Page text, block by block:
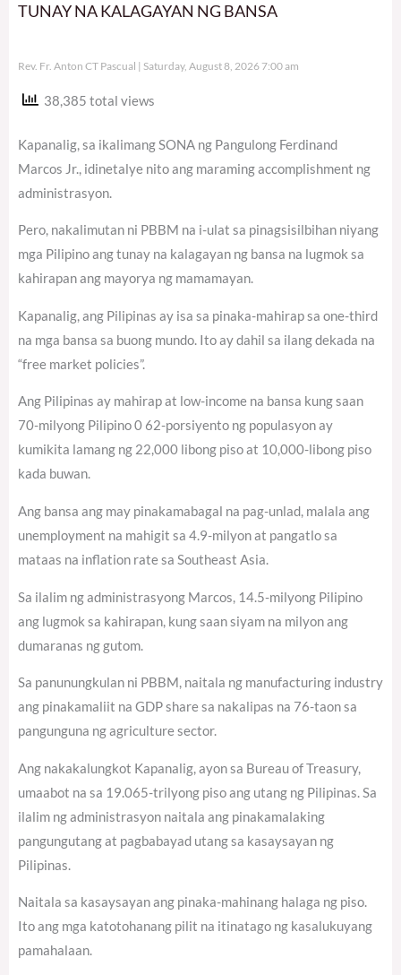
TUNAY NA KALAGAYAN NG BANSA
Rev. Fr. Anton CT Pascual Saturday, August 8, 2026 7:00 am
38,385 total views
Kapanalig, sa ikalimang SONA ng Pangulong Ferdinand
Marcos Jr., idinetalye nito ang maraming accomplishment ng
administrasyon.
Pero, nakalimutan ni PBBM na i-ulat sa pinagsisilbihan niyang
mga Pilipino ang tunay na kalagayan ng bansa na lugmok sa
kahirapan ang mayorya ng mamamayan.
Kapanalig, ang Pilipinas ay isa sa pinaka-mahirap sa one-third
na mga bansa sa buong mundo. Ito ay dahil sa ilang dekada na
“free market policies”.
Ang Pilipinas ay mahirap at low-income na bansa kung saan
70-milyong Pilipino 0 62-porsiyento ng populasyon ay
kumikita lamang ng 22,000 libong piso at 10,000-libong piso
kada buwan.
Ang bansa ang may pinakamabagal na pag-unlad, malala ang
unemployment na mahigit sa 4.9-milyon at pangatlo sa
mataas na inflation rate sa Southeast Asia.
Sa ilalim ng administrasyong Marcos, 14.5-milyong Pilipino
ang lugmok sa kahirapan, kung saan siyam na milyon ang
dumaranas ng gutom.
Sa panunungkulan ni PBBM, naitala ng manufacturing industry
ang pinakamaliit na GDP share sa nakalipas na 76-taon sa
pangunguna ng agriculture sector.
Ang nakakalungkot Kapanalig, ayon sa Bureau of Treasury,
umaabot na sa 19.065-trilyong piso ang utang ng Pilipinas. Sa
ilalim ng administrasyon naitala ang pinakamalaking
pangungutang at pagbabayad utang sa kasaysayan ng
Pilipinas.
Naitala sa kasaysayan ang pinaka-mahinang halaga ng piso.
Ito ang mga katotohanang pilit na itinatago ng kasalukuyang
pamahalaan.